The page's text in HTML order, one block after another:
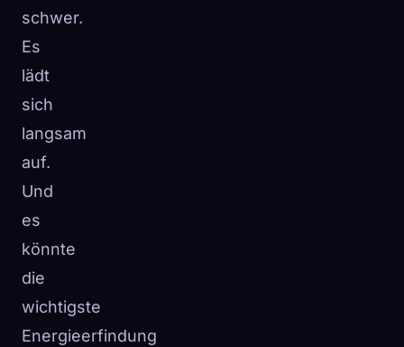
schwer.
Es
lädt
sich
langsam
auf.
Und
es
könnte
die
wichtigste
Energieerfindung